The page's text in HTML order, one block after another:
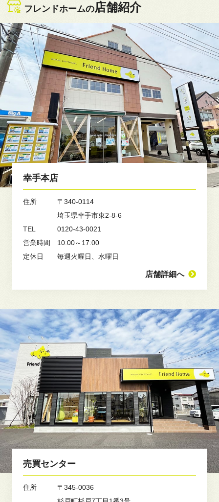
フレンドホームの店舗紹介
幸手本店
住所
〒340-0114
埼玉県幸手市東2-8-6
TEL
0120-43-0021
営業時間
10:00～17:00
定休日
毎週火曜日、水曜日
店舗詳細へ
売買センター
住所
〒345-0036